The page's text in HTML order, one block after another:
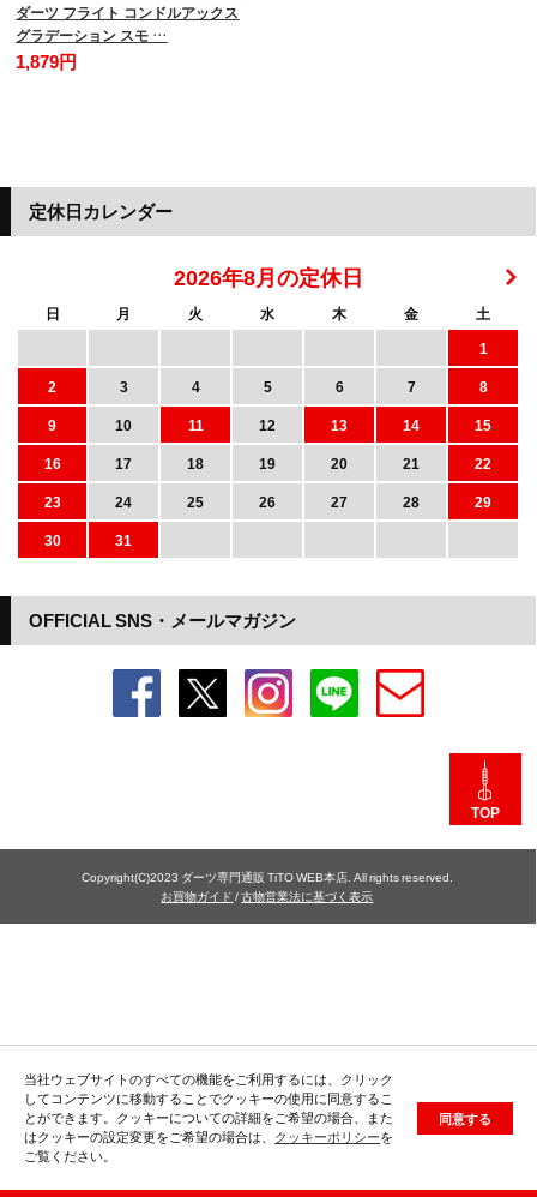
ダーツ フライト コンドルアックス
グラデーション スモ …
1,879円
当社ウェブサイトのすべての機能をご利用するには、クリック
してコンテンツに移動することでクッキーの使用に同意するこ
とができます。クッキーについての詳細をご希望の場合、また
はクッキーの設定変更をご希望の場合は、 クッキーポリシーを
ご覧ください。
同意する
OFFICIAL SNS・メールマガジン
定休日カレンダー
2026年8月の定休日
日 月 火 水 木 金
土
1
2
3 4 5 6 7
8
9
10 11 12 13 14
15
16
17 18 19 20 21
22
23
24 25 26 27 28
29
30
31
TOP
Copyright(C)2023 ダーツ専門通販 TiTO WEB本店. All rights reserved.
お買物ガイド /古物営業法に基づく表示